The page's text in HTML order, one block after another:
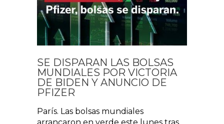
SE DISPARAN LAS BOLSAS
MUNDIALES POR VICTORIA
DE BIDEN Y ANUNCIO DE
PFIZER
París. Las bolsas mundiales
arrancaron en verde este lunes tras